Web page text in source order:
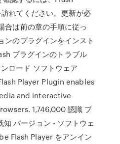
れてください。更新が必
合は前の章の手順に従っ
ンのプラグインをインスト
プラグインのトラブル
ロード ソフトウェア
Player Plugin enables
and interactive
1,746,000 認識 プ
バージョン - ソフトウェ
Flash Player をアンイン